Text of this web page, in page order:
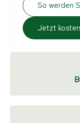
So werden
Jetzt